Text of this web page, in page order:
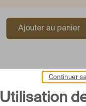
Ajouter au panier
Utilisation
Continuer